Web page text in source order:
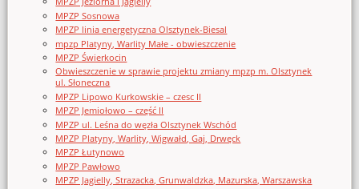
MPZP Sosnowa
MPZP linia energetyczna Olsztynek-Biesal
mpzp Platyny, Warlity Małe - obwieszczenie
MPZP Świerkocin
Obwieszczenie w sprawie projektu zmiany mpzp m. Olsztynek
ul. Słoneczna
MPZP Lipowo Kurkowskie – czesc II
MPZP Jemiołowo – część II
MPZP ul. Leśna do węzła Olsztynek Wschód
MPZP Platyny, Warlity, Wigwałd, Gaj, Drwęck
MPZP Łutynowo
MPZP Pawłowo
MPZP Jagielly, Strazacka, Grunwaldzka, Mazurska, Warszawska